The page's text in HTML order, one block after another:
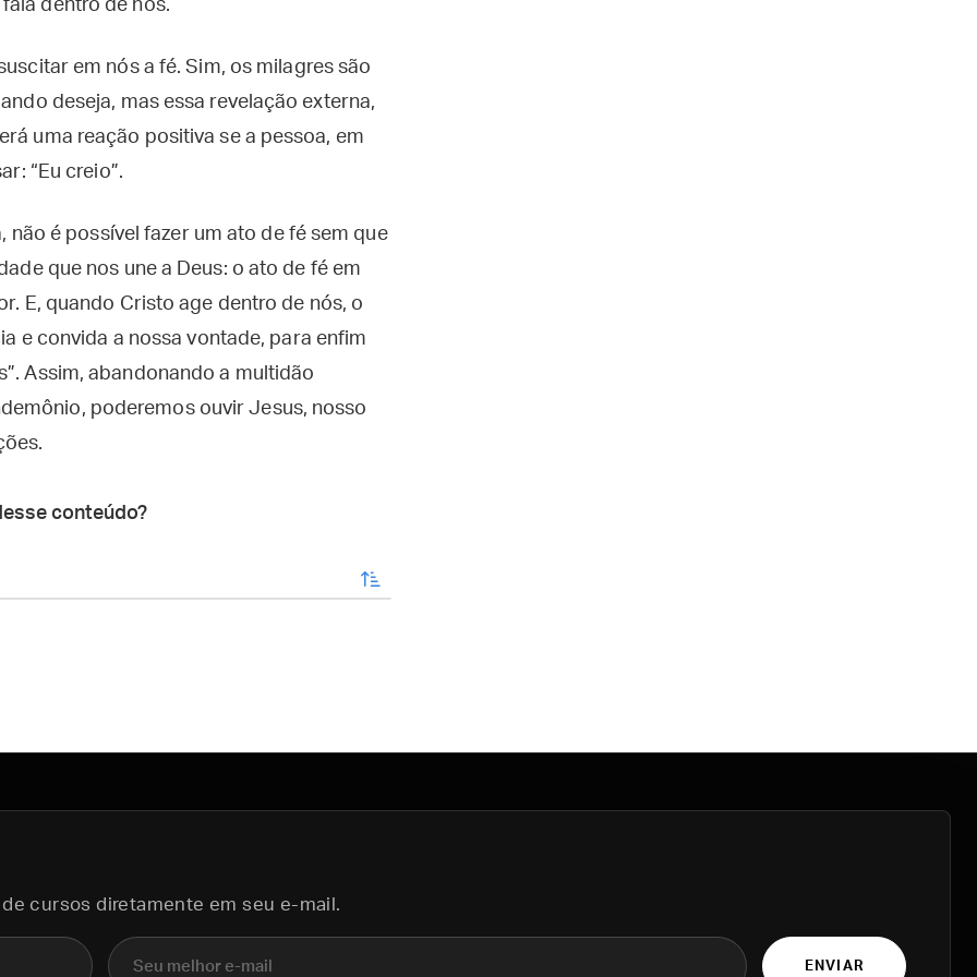
dentro de nós.
em nós a fé. Sim, os milagres são
deseja, mas essa revelação externa,
uma reação positiva se a pessoa, em
“Eu creio”.
não é possível fazer um ato de fé sem que
que nos une a Deus: o ato de fé em
E, quando Cristo age dentro de nós, o
e convida a nossa vontade, para enfim
Assim, abandonando a multidão
poderemos ouvir Jesus, nosso
conteúdo?
enviar
cursos diretamente em seu e-mail.
E-mail
ENVIAR